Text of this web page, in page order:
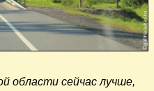
области сейчас лучше,